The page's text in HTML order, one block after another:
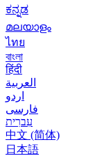
ಕನ್ನಡ
മലയാളം
ไทย
বাংলা
हिंदी
العربية
اردو
فارسی
עִברִית
中文 (简体)
日本語